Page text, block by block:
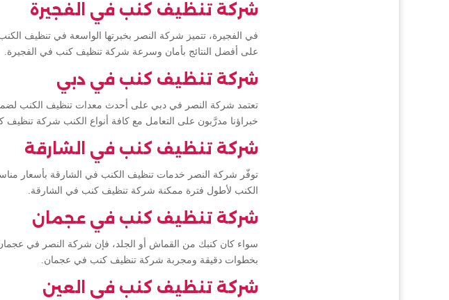
شركة تنظيف كنب في الفجيرة
في الفجيرة، تتميز شركة النصر بخبرتها الواسعة في تنظيف
على أفضل النتائج بأمان وسرعة شركة تنظيف كنب في الفجيرة.
شركة تنظيف كنب في دبي
تعتمد شركة النصر في دبي على أحدث معدات تنظيف الكنب لضمان
خبراؤنا مدرَّبون على التعامل مع كافة أنواع الكنب شركة
شركة تنظيف كنب في الشارقة
توفّر شركة النصر خدمات تنظيف الكنب في الشارقة بأسعار
الكنب لأطول فترة ممكنة شركة تنظيف كنب في الشارقة.
شركة تنظيف كنب في عجمان
سواء كان كنبك من القماش أو الجلد، فإن شركة النصر في
بخطوات دقيقة ومجربة شركة تنظيف كنب في عجمان.
شركة تنظيف كنب في العين